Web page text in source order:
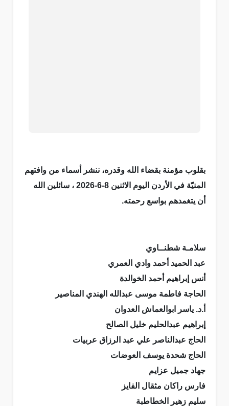
بقلوب مؤمنة بقضاء الله وقدره، ننشر أسماء من وافتهم
المنيّة في الأردن اليوم الاثنين 8-6-2026 ، سائلين الله
أن يتغمدهم بواسع رحمته.
سلامـة شطنــاوي
عبد الحميد أحمد وادي العمري
أنس إبراهيم أحمد الخوالدة
الحاجة فاطمة موسى عبدالله الهندي المناصير
أ.د. ياسر ابوالعماش العدوان
إبراهيم عبدالحليم خليل الصالح
الحاج عبدالناصر علي عبد الرزاق عربيات
الحاج شحدة يوسف العوضات
جهاد جميل عزايم
فارس راكان مثقال الفايز
سليم زهير الخطاطبة